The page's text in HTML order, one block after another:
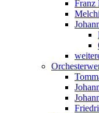
Franz